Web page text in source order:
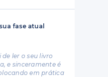
fase atual
ler o seu livro
e sinceramente é
em prática